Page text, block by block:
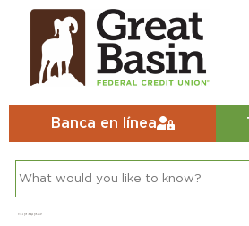
Banca en línea
6 de mayo de 2024